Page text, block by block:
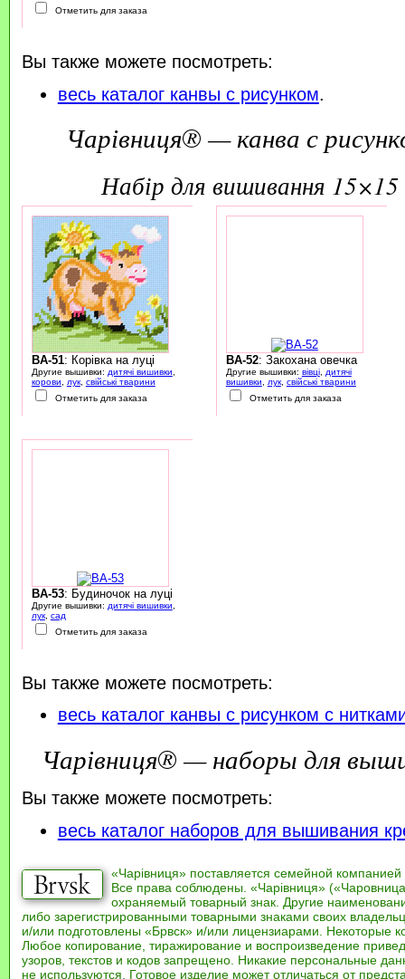
Отметить для заказа
Вы также можете посмотреть:
весь каталог канвы с рисунком.
Чарівниця® — канва с
набір для вишивання 15×15
BA-51: Корівка на луці
Другие вышивки: дитячі вишивки
корови
лук, свійські тварини
Отметить для заказа
BA-52: Закохана овечка
Другие вышивки: вівці,
дитячі
вишивки
лук, свійські тварини
Отметить для заказа
BA-53: Будиночок на луці
Другие вышивки: дитячі вишивки
лук, сад
Отметить для заказа
Вы также можете посмотреть:
весь каталог канвы с рисунком с
Чарівниця® — наборы для
Вы также можете посмотреть:
весь каталог наборов для вышивания
«Чарівниця» поставляется семейной компанией
Все права соблюдены. «Чарівниця»
охраняемый товарный знак. Другие
либо зарегистрированными товарными знаками своих
и/или подготовлены «Брвск» и/или лицензиарами. Некоторые
Любое копирование, тиражирование и воспроизведение
узоров, текстов и кодов запрещено. Никакие персональные
не используются. Готовое изделие может отличаться от